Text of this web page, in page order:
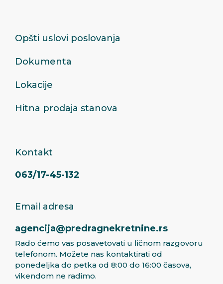
Opšti uslovi poslovanja
Dokumenta
Lokacije
Hitna prodaja stanova
Kontakt
063/17-45-132
Email adresa
agencija@predragnekretnine.rs
Rado ćemo vas posavetovati u ličnom razgovoru
telefonom. Možete nas kontaktirati od
ponedeljka do petka od 8:00 do 16:00 časova,
vikendom ne radimo.